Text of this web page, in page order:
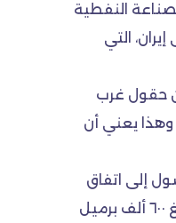
النفطية
التي
من حقول غرب
وتشكل الزيادة المتوقعة نحو ٦٠٠ ألف برميل يومياً. وهذا يعني أن
إلى اتفاق
سياسي في البلدين، لكنّ هناك شكوكاً في سرعة إمكان الحصول على اتفاق سياسي وإعادة الطاقة الإنتاجية إلى سابق عهدها. فالإنتاج الليبي حالياً، يبلغ ٦٠٠ ألف برميل